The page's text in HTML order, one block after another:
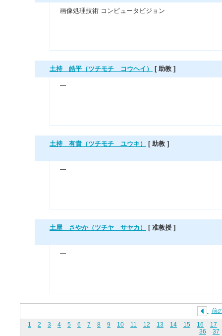
画像処理技術 コンピュータビジョン
土持 皓平（ツチモチ コウヘイ） [ 助教 ]
---
土持 有貴（ツチモチ ユウキ） [ 助教 ]
---
土屋 さやか（ツチヤ サヤカ） [ 准教授 ]
---
前
1
2 3 4 5 6 7 8 9 10 11 12 13 14 15 16
17
36
37